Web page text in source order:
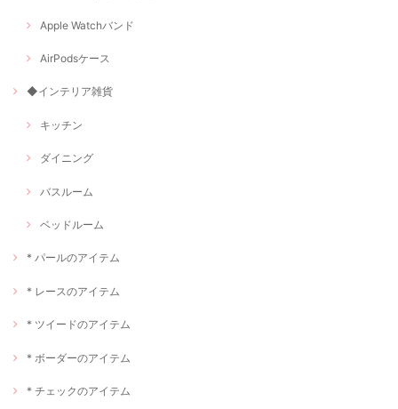
Apple Watchバンド
AirPodsケース
◆インテリア雑貨
キッチン
ダイニング
バスルーム
ベッドルーム
* パールのアイテム
* レースのアイテム
* ツイードのアイテム
* ボーダーのアイテム
* チェックのアイテム